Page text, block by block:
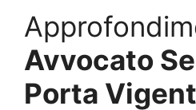
Avvocato
Porta